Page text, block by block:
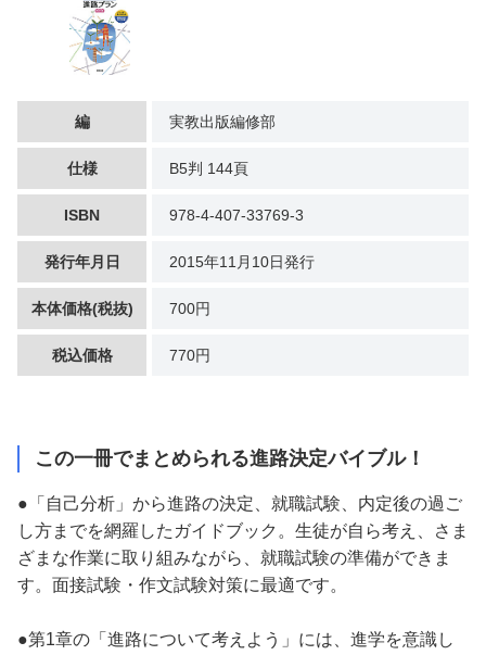
編 実教出版編修部
仕様 B5判 144頁
ISBN 978-4-407-33769-3
発行年月日 2015年11月10日発行
本体価格(税抜) 700円
税込価格 770円
この一冊でまとめられる進路決定バイブル！
●「自己分析」から進路の決定、就職試験、内定後の過ご
し方までを網羅したガイドブック。生徒が自ら考え、さま
ざまな作業に取り組みながら、就職試験の準備ができま
す。面接試験・作文試験対策に最適です。
●第1章の「進路について考えよう」には、進学を意識し